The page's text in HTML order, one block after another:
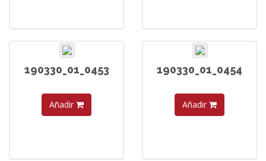
190330_01_0453
Añadir
190330_01_0454
Añadir